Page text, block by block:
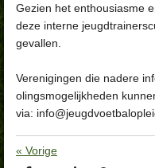
Gezien het enthousiasme
deze interne
gevallen.
Verenigingen die nadere
olingsmogelijkheden
via:
« Vorige